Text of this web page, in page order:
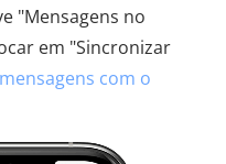
"Mensagens no
em "Sincronizar
com o